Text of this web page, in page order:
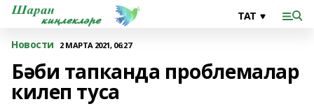
Новости 2 МАРТА 2021, 06:27
Бәби тапканда проблемалар
килеп туса